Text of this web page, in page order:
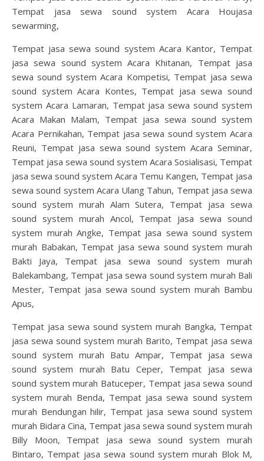
Tempat jasa sewa sound system Acara Houjasa
sewarming,
Tempat jasa sewa sound system Acara Kantor, Tempat
jasa sewa sound system Acara Khitanan, Tempat jasa
sewa sound system Acara Kompetisi, Tempat jasa sewa
sound system Acara Kontes, Tempat jasa sewa sound
system Acara Lamaran, Tempat jasa sewa sound system
Acara Makan Malam, Tempat jasa sewa sound system
Acara Pernikahan, Tempat jasa sewa sound system Acara
Reuni, Tempat jasa sewa sound system Acara Seminar,
Tempat jasa sewa sound system Acara Sosialisasi, Tempat
jasa sewa sound system Acara Temu Kangen, Tempat jasa
sewa sound system Acara Ulang Tahun, Tempat jasa sewa
sound system murah Alam Sutera, Tempat jasa sewa
sound system murah Ancol, Tempat jasa sewa sound
system murah Angke, Tempat jasa sewa sound system
murah Babakan, Tempat jasa sewa sound system murah
Bakti Jaya, Tempat jasa sewa sound system murah
Balekambang, Tempat jasa sewa sound system murah Bali
Mester, Tempat jasa sewa sound system murah Bambu
Apus,
Tempat jasa sewa sound system murah Bangka, Tempat
jasa sewa sound system murah Barito, Tempat jasa sewa
sound system murah Batu Ampar, Tempat jasa sewa
sound system murah Batu Ceper, Tempat jasa sewa
sound system murah Batuceper, Tempat jasa sewa sound
system murah Benda, Tempat jasa sewa sound system
murah Bendungan hilir, Tempat jasa sewa sound system
murah Bidara Cina, Tempat jasa sewa sound system murah
Billy Moon, Tempat jasa sewa sound system murah
Bintaro, Tempat jasa sewa sound system murah Blok M,